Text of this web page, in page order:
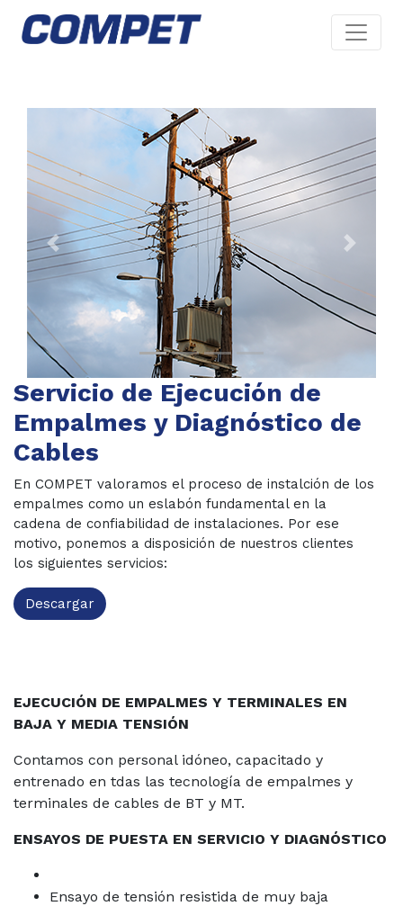
Previous Next
Servicio de Ejecución de
Empalmes y Diagnóstico de
Cables
En COMPET valoramos el proceso de instalción de los
empalmes como un eslabón fundamental en la
cadena de confiabilidad de instalaciones. Por ese
motivo, ponemos a disposición de nuestros clientes
los siguientes servicios:
Descargar
EJECUCIÓN DE EMPALMES Y TERMINALES EN
BAJA Y MEDIA TENSIÓN
Contamos con personal idóneo, capacitado y
entrenado en tdas las tecnología de empalmes y
terminales de cables de BT y MT.
ENSAYOS DE PUESTA EN SERVICIO Y DIAGNÓSTICO
Ensayo de tensión resistida de muy baja